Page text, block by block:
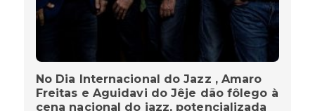
No Dia Internacional do Jazz , Amaro
Freitas e Aguidavi do Jêje dão fôlego à
cena nacional do jazz, potencializada